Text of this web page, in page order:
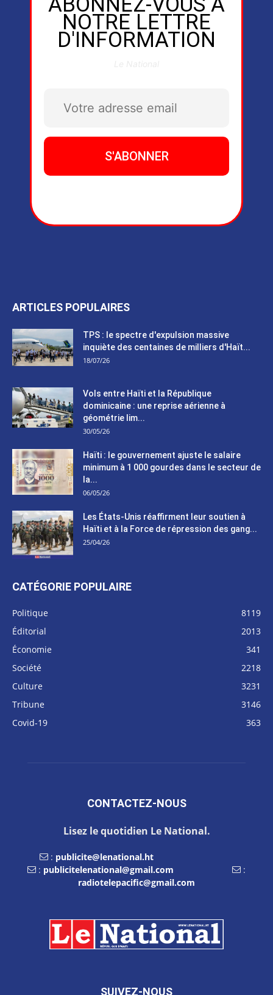
NOTRE LETTRE
D'INFORMATION
ARTICLES POPULAIRES
TPS : le spectre d'expulsion massive
inquiète des centaines de milliers d'Haït...
18/07/26
Vols entre Haïti et la République
dominicaine : une reprise aérienne à
géométrie lim...
30/05/26
Haïti : le gouvernement ajuste le salaire
minimum à 1 000 gourdes dans le secteur de
la...
06/05/26
Les États-Unis réaffirment leur soutien à
Haïti et à la Force de répression des gang...
25/04/26
CATÉGORIE POPULAIRE
Politique
8119
Éditorial
2013
Économie
341
Société
2218
Culture
3231
Tribune
3146
Covid-19
363
CONTACTEZ-NOUS
Lisez le quotidien Le National.
: publicite@lenational.ht
: publicitelenational@gmail.com
:
radiotelepacific@gmail.com
SUIVEZ-NOUS